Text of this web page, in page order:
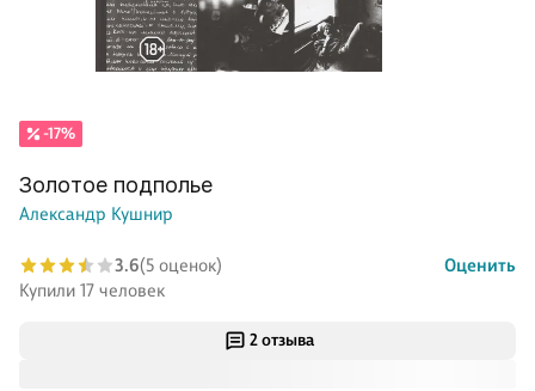
2 отзыва
-17%
Золотое подполье
Александр Кушнир
3.6(5 оценок)
Оценить
Купили 17 человек